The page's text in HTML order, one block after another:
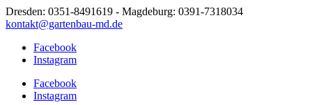
Dresden: 0351-8491619 - Magdeburg: 0391-7318034
kontakt@gartenbau-md.de
Facebook
Instagram
Facebook
Instagram